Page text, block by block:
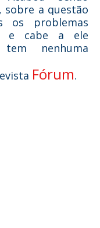
sobre a questão
os problemas
e cabe a ele
nenhuma
Fórum.